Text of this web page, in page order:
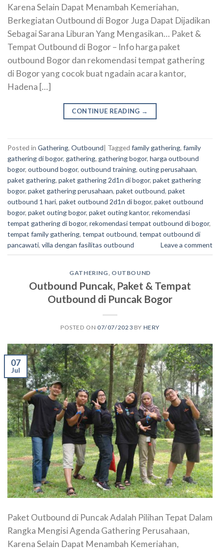
Karena Selain Dapat Menambah Kemeriahan,
Berkegiatan Outbound di Bogor Juga Dapat Dijadikan
Sebagai Sarana Liburan Yang Mengasikan… Paket &
Tempat Outbound di Bogor – Info harga paket
outbound Bogor dan rekomendasi tempat gathering
di Bogor yang cocok buat ngadain acara kantor,
Hadena […]
CONTINUE READING →
Posted in Gathering, Outbound| Tagged family gathering, family
gathering di bogor, gathering, gathering bogor, harga outbound
bogor, outbound bogor, outbound training, outing perusahaan,
paket gathering, paket gathering 2d1n di bogor, paket gathering
bogor, paket gathering perusahaan, paket outbound, paket
outbound 1 hari, paket outbound 2d1n di bogor, paket outbound
bogor, paket outing bogor, paket outing kantor, rekomendasi
tempat gathering di bogor, rekomendasi tempat outbound di bogor,
tempat family gathering, tempat outbound, tempat outbound di
pancawati, villa dengan fasilitas outbound Leave a comment
GATHERING, OUTBOUND
Outbound Puncak, Paket & Tempat
Outbound di Puncak Bogor
POSTED ON07/07/2023 BY HERY
07
Jul
Paket Outbound di Puncak Adalah Pilihan Tepat Dalam
Rangka Mengisi Agenda Gathering Perusahaan,
Karena Selain Dapat Menambah Kemeriahan,